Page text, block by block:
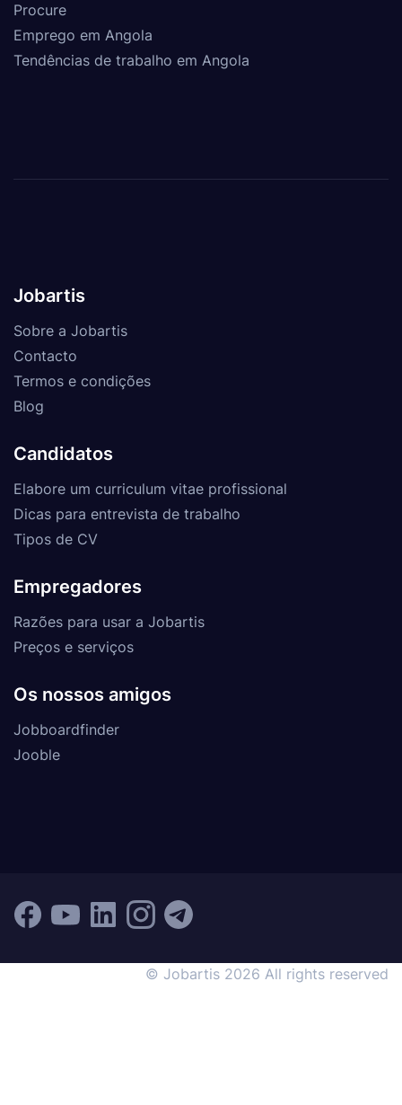
Procure
Emprego em Angola
Tendências de trabalho em Angola
Jobartis
Sobre a Jobartis
Contacto
Termos e condições
Blog
Candidatos
Elabore um curriculum vitae profissional
Dicas para entrevista de trabalho
Tipos de CV
Empregadores
Razões para usar a Jobartis
Preços e serviços
Os nossos amigos
Jobboardfinder
Jooble
© Jobartis 2026 All rights reserved